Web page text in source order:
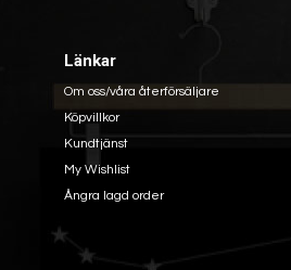
Länkar
Om oss/våra återförsäljare
Köpvillkor
Kundtjänst
My Wishlist
Ångra lagd order